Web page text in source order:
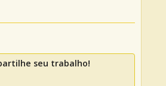
seu trabalho!